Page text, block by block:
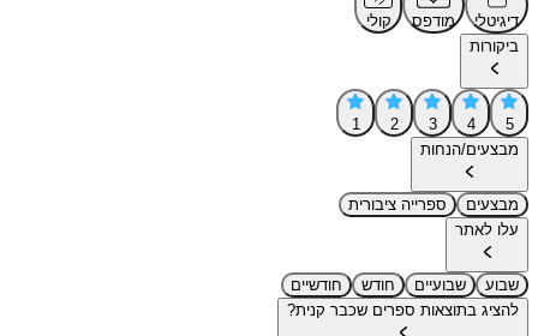
דיגיטלי מודפס
קולי
ביקורות
5
4
3
2
1
מבצעים/הנחות
מבצעים
ספרייה ציבורית
עלו לאתר
שבוע שבועיים חודש
חודשיים
להציג בתוצאות ספרים שכבר קנית?